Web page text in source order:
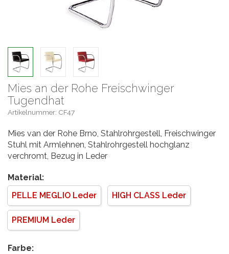
Mies an der Rohe Freischwinger
Tugendhat
Artikelnummer: CF47
Mies van der Rohe Brno, Stahlrohrgestell, Freischwinger
Stuhl mit Armlehnen, Stahlrohrgestell hochglanz
verchromt, Bezug in Leder
Material:
PELLE MEGLIO Leder
HIGH CLASS Leder
PREMIUM Leder
Farbe: